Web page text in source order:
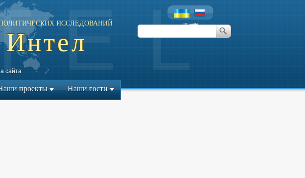
ИССЛЕДОВАНИЙ
сайта
проекты Наши гости